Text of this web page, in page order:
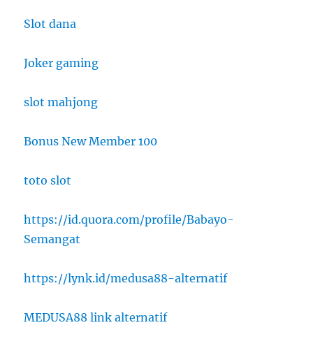
Slot dana
Joker gaming
slot mahjong
Bonus New Member 100
toto slot
https://id.quora.com/profile/Babayo-
Semangat
https://lynk.id/medusa88-alternatif
MEDUSA88 link alternatif